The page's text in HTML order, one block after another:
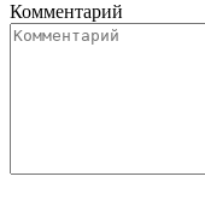
Комментарий